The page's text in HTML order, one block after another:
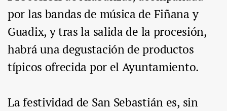
por las bandas de música de Fiñana y
Guadix, y tras la salida de la procesión,
habrá una degustación de productos
típicos ofrecida por el Ayuntamiento.
La festividad de San Sebastián es, sin